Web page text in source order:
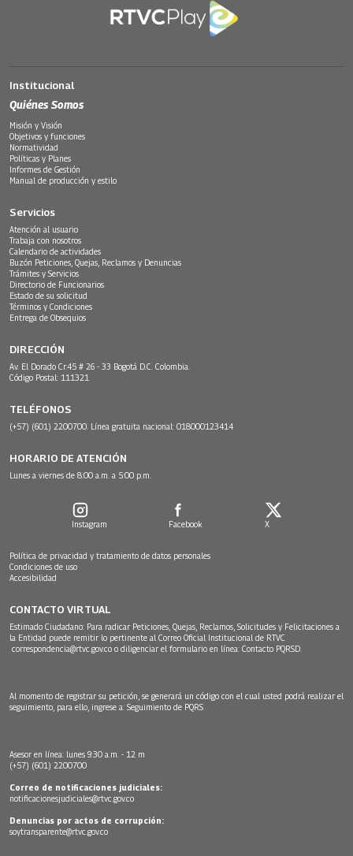
Institucional
Quiénes Somos
Misión y Visión
Objetivos y funciones
Normatividad
Políticas y Planes
Informes de Gestión
Manual de producción y estilo
Servicios
Atención al usuario
Trabaja con nosotros
Calendario de actividades
Buzón Peticiones, Quejas, Reclamos y Denuncias
Trámites y Servicios
Directorio de Funcionarios
Estado de su solicitud
Términos y Condiciones
Entrega de Obsequios
DIRECCIÓN
Av. El Dorado Cr.45 # 26 - 33 Bogotá D.C. Colombia.
Código Postal: 111321
TELÉFONOS
(+57) (601) 2200700. Línea gratuita nacional: 018000123414
HORARIO DE ATENCIÓN
Lunes a viernes de 8:00 a.m. a 5:00 p.m.
Instagram Facebook X
Política de privacidad y tratamiento de datos personales
Condiciones de uso
Accesibilidad
CONTACTO VIRTUAL
Estimado Ciudadano: Para radicar Peticiones, Quejas, Reclamos, Solicitudes y Felicitaciones a
la Entidad puede remitir lo pertinente al Correo Oficial Institucional de RTVC
correspondencia@rtvc.gov.co o diligenciar el formulario en línea: Contacto PQRSD.
Al momento de registrar su petición, se generará un código con el cual usted podrá realizar el
seguimiento, para ello, ingrese a: Seguimiento de PQRS
Asesor en línea: lunes 9:30 a.m. - 12 m
(+57) (601) 2200700
Correo de notificaciones judiciales:
notificacionesjudiciales@rtvc.gov.co
Denuncias por actos de corrupción:
soytransparente@rtvc.gov.co